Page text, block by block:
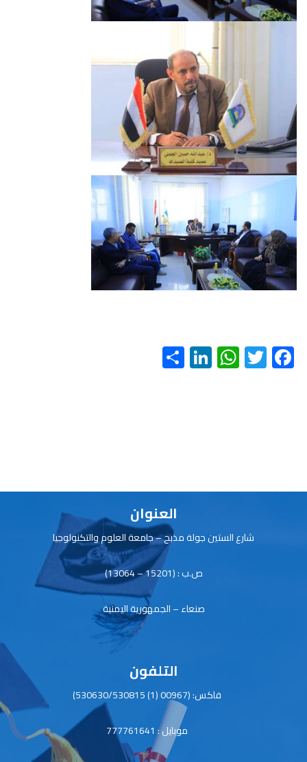
F
ac
T
wi
W
h
p
Li
nk
العنوان
شارع الستين جولة مذبح – جامعة العلوم والتكنولوجيا
ص.ب : (15201 – 13064)
صنعاء – الجمهورية اليمنية
التلفون
فاكس: (00967 (1) 530630/530815)
موبايل : 777761641